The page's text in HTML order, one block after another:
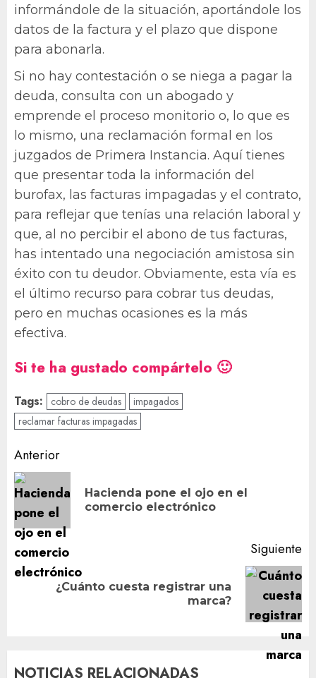
informándole de la situación, aportándole los
datos de la factura y el plazo que dispone
para abonarla.
Si no hay contestación o se niega a pagar la
deuda, consulta con un abogado y
emprende el proceso monitorio o, lo que es
lo mismo, una reclamación formal en los
juzgados de Primera Instancia. Aquí tienes
que presentar toda la información del
burofax, las facturas impagadas y el contrato,
para reflejar que tenías una relación laboral y
que, al no percibir el abono de tus facturas,
has intentado una negociación amistosa sin
éxito con tu deudor. Obviamente, esta vía es
el último recurso para cobrar tus deudas,
pero en muchas ocasiones es la más
efectiva.
Si te ha gustado compártelo 🙂
Tags: cobro de deudas
impagados
reclamar facturas impagadas
Navegación
de
entradas
Anterior
Hacienda pone el ojo en el
comercio electrónico
Siguiente
Siguiente¿Cuánto cuesta registrar una
marca?
NOTICIAS RELACIONADAS